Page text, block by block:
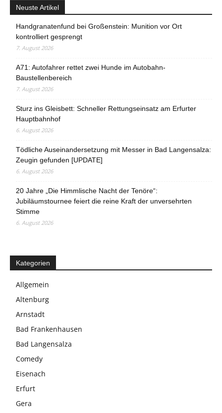
Neuste Artikel
Handgranatenfund bei Großenstein: Munition vor Ort
kontrolliert gesprengt
7. August 2026
A71: Autofahrer rettet zwei Hunde im Autobahn-
Baustellenbereich
7. August 2026
Sturz ins Gleisbett: Schneller Rettungseinsatz am Erfurter
Hauptbahnhof
6. August 2026
Tödliche Auseinandersetzung mit Messer in Bad Langensalza:
Zeugin gefunden [UPDATE]
6. August 2026
20 Jahre „Die Himmlische Nacht der Tenöre“:
Jubiläumstournee feiert die reine Kraft der unversehrten
Stimme
6. August 2026
Kategorien
Allgemein
Altenburg
Arnstadt
Bad Frankenhausen
Bad Langensalza
Comedy
Eisenach
Erfurt
Gera